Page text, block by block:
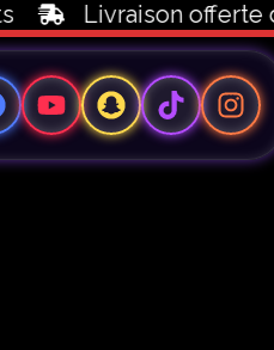
Livraison offerte